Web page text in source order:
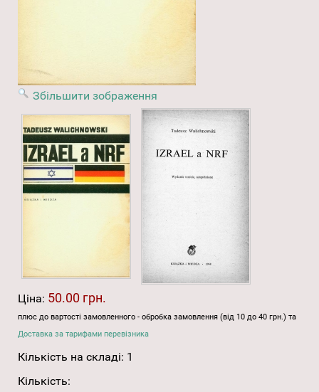
Збільшити зображення
Ціна: 50.00 грн.
плюс до вартості замовленного - обробка замовлення (від 10 до 40 грн.) та
Доставка за тарифами перевізника
Кількість на складі: 1
Кількість: